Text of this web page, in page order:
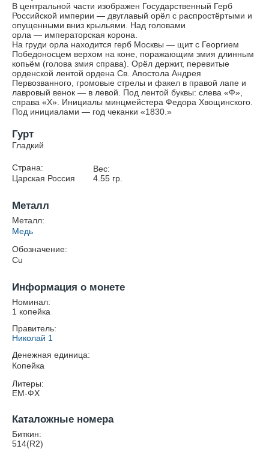
В центральной части изображен Государственный Герб
Российской империи — двуглавый орёл с распростёртыми и
опущенными вниз крыльями. Над головами
орла — императорская корона.
На груди орла находится герб Москвы — щит с Георгием
Победоносцем верхом на коне, поражающим змия длинным
копьём (голова змия справа). Орёл держит, перевитые
орденской лентой ордена Св. Апостола Андрея
Первозванного, громовые стрелы и факел в правой лапе и
лавровый венок — в левой. Под лентой буквы: слева «Ф»,
справа «Х». Инициалы минцмейстера Федора Хвощинского.
Под инициалами — год чеканки «1830.»
Гурт
Гладкий
Страна:
Царская Россия
Вес:
4.55гр.
Металл
Металл:
Медь
Обозначение:
Cu
Информация о монете
Номинал:
1 копейка
Правитель:
Николай 1
Денежная единица:
Копейка
Литеры:
ЕМ-ФХ
Каталожные номера
Биткин:
514(R2)